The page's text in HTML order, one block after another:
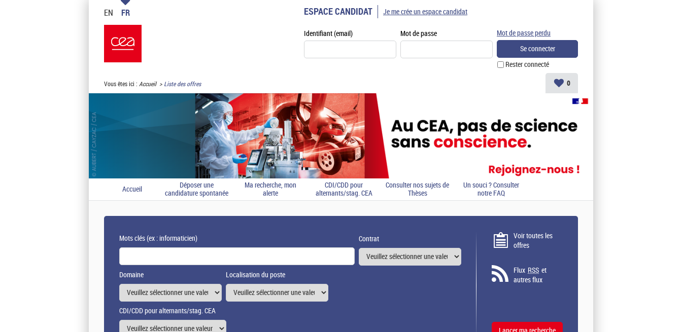
EN FR ESPACE CANDIDAT
Identifiant (email) Mot de passe
Rester connecté
Mot de passe perdu
Je me crée un espace candidat
Vous êtes ici : Accueil Liste des offres 0
Accueil
Déposer une
candidature spontanée
Ma recherche, mon
alerte
CDI/CDD pour
alternants/stag. CEA
Consulter nos sujets de
Thèses
Un souci ? Consulter
notre FAQ
Mots clés(ex : informaticien) Contrat
Domaine Localisation du poste
CDI/CDD pour alternants/stag. CEA
Voir toutes les
offres
Flux RSS et
autres flux